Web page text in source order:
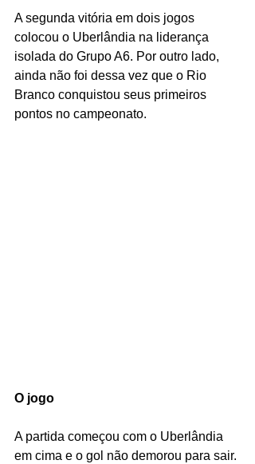
A segunda vitória em dois jogos
colocou o Uberlândia na liderança
isolada do Grupo A6. Por outro lado,
ainda não foi dessa vez que o Rio
Branco conquistou seus primeiros
pontos no campeonato.
O jogo
A partida começou com o Uberlândia
em cima e o gol não demorou para sair.